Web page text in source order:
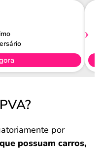
por
possuam carros,